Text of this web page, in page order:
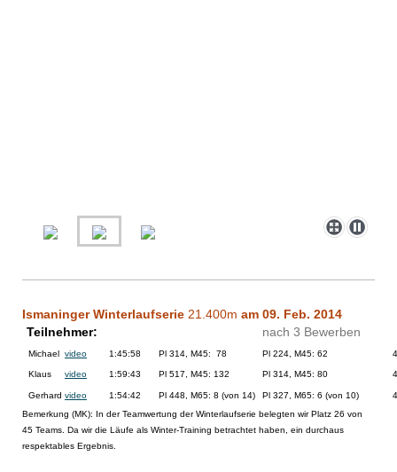
Ismaninger Winterlaufserie 21.400m am 09. Feb. 2014
Teilnehmer:
nach 3 Bewerben
Michael video 1:45:58 Pl 314, M45: 78 Pl 224, M45: 62
Klaus video 1:59:43 Pl 517, M45: 132 Pl 314, M45: 80
Gerhard video 1:54:42 Pl 448, M65: 8 (von 14) Pl 327, M65: 6 (von 10)
Bemerkung (MK): In der Teamwertung der Winterlaufserie belegten wir Platz 26 von
45 Teams. Da wir die Läufe als Winter-Training betrachtet haben, ein durchaus
respektables Ergebnis.